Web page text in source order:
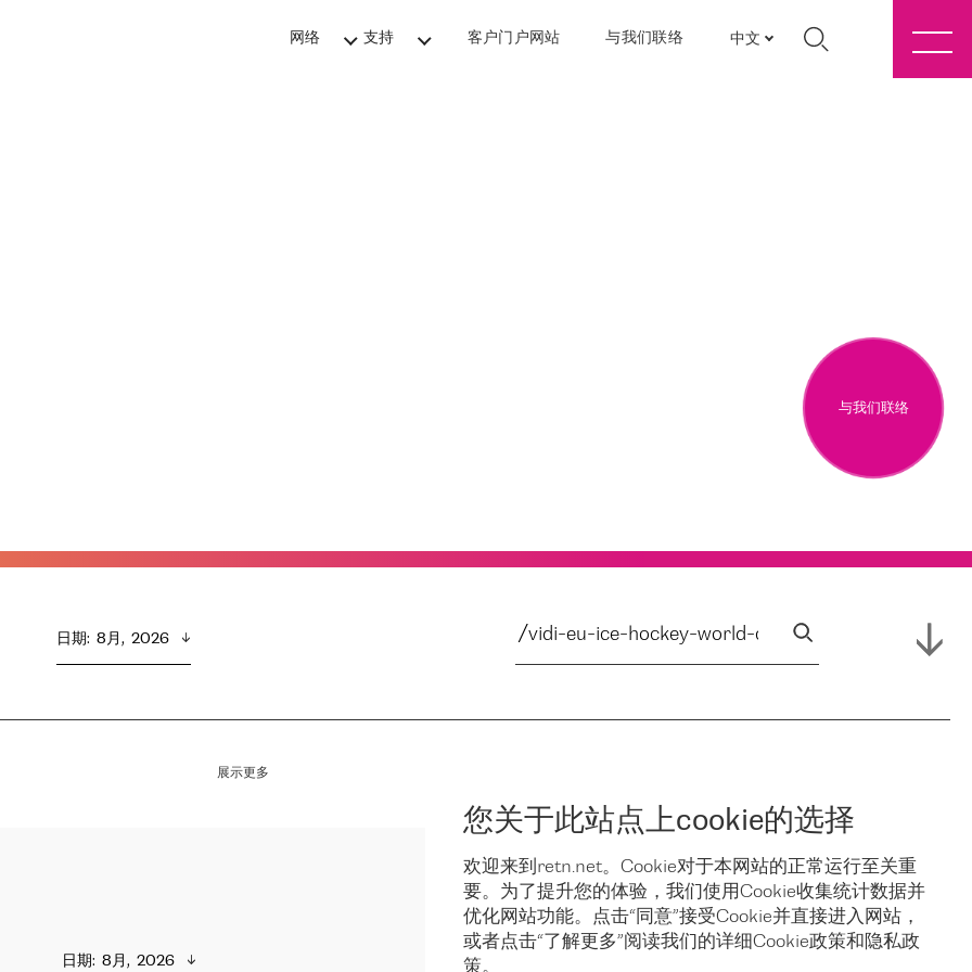
网络 支持 客户门户网站 与我们联络 中文
您关于此站点上cookie的选择
欢迎来到retn.net。Cookie对于本网站的正常运行至关重
要。为了提升您的体验，我们使用Cookie收集统计数据并
优化网站功能。点击“同意”接受Cookie并直接进入网站，
或者点击“了解更多”阅读我们的详细Cookie政策和隐私政
策。
与我们联络
日期: 8月,  2026
展示更多
日期: 8月,  2026